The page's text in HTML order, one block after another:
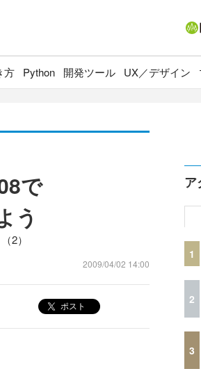
方 Python 開発ツール UX／デザイン
で
う
2）
2009/04/02 14:00
ポスト
ア
1
2
3